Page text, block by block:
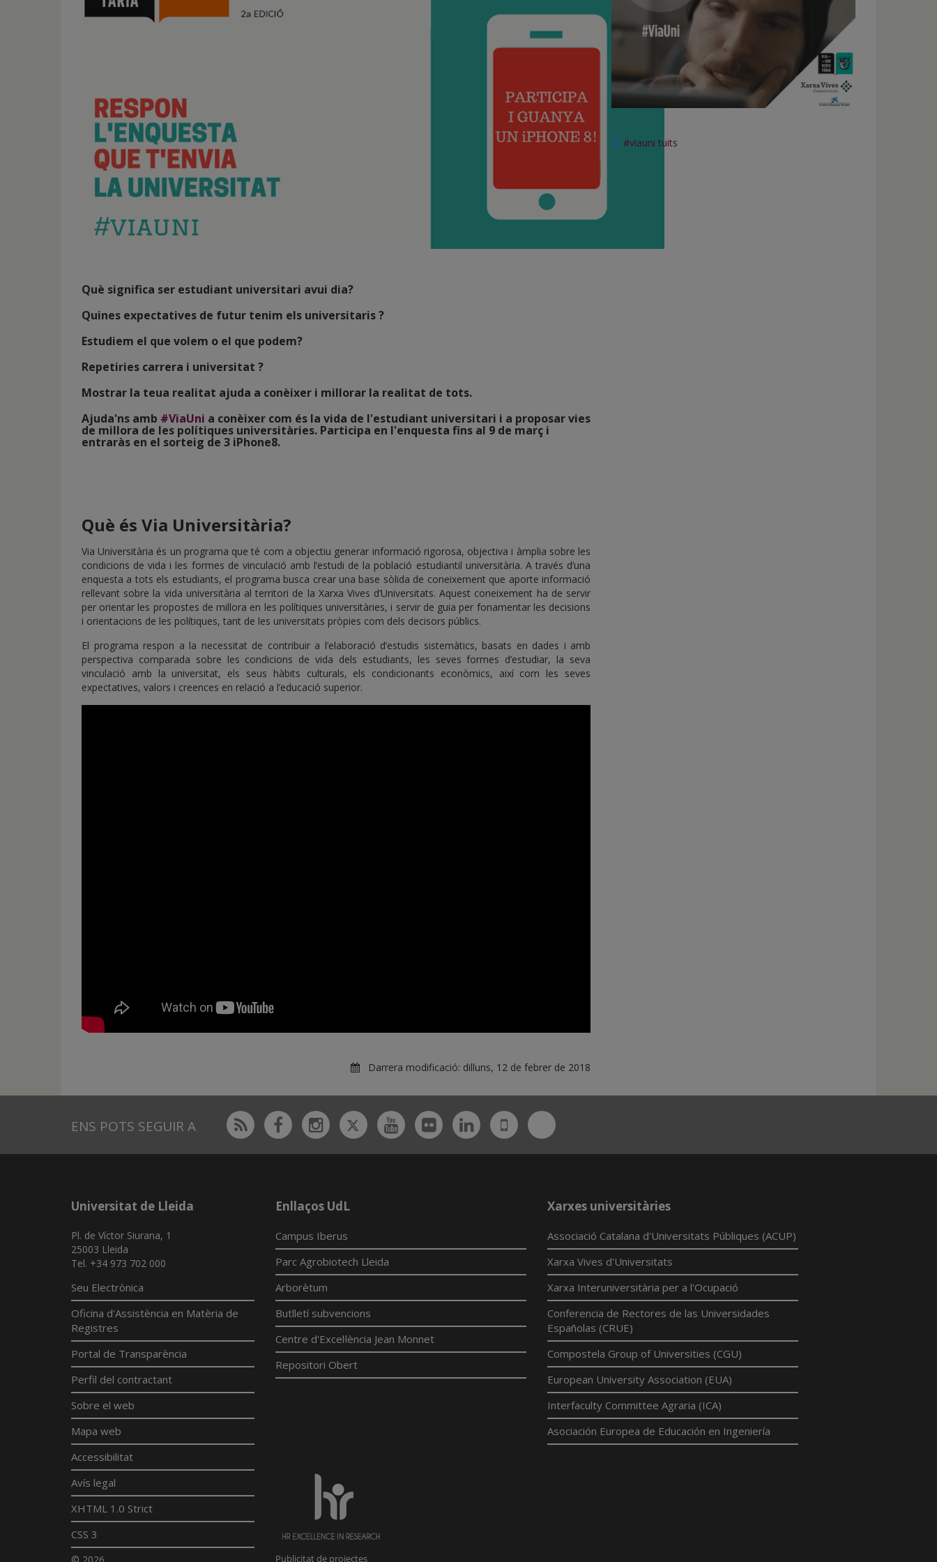
inicio
Què significa ser estudiant universitari avui dia?
Quines expectatives de futur tenim els universitaris ?
Estudiem el que volem o el que podem?
Repetiries carrera i universitat ?
Mostrar la teua realitat ajuda a conèixer i millorar la realitat de tots.
Ajuda'ns amb #ViaUni a conèixer com és la vida de l'estudiant universitari i a proposar vies
de millora de les polítiques universitàries. Participa en l'enquesta fins al 9 de març i
entraràs en el sorteig de 3 iPhone8.
Què és Via Universitària?
Via Universitària és un programa que té com a objectiu generar informació rigorosa, objectiva i àmplia sobre les
condicions de vida i les formes de vinculació amb l’estudi de la població estudiantil universitària. A través d’una
enquesta a tots els estudiants, el programa busca crear una base sòlida de coneixement que aporte informació
rellevant sobre la vida universitària al territori de la Xarxa Vives d’Universitats. Aquest coneixement ha de servir
per orientar les propostes de millora en les polítiques universitàries, i servir de guia per fonamentar les decisions
i orientacions de les polítiques, tant de les universitats pròpies com dels decisors públics.
El programa respon a la necessitat de contribuir a l’elaboració d’estudis sistemàtics, basats en dades i amb
perspectiva comparada sobre les condicions de vida dels estudiants, les seves formes d’estudiar, la seva
vinculació amb la universitat, els seus hàbits culturals, els condicionants econòmics, així com les seves
expectatives, valors i creences en relació a l’educació superior.
Darrera modificació: dilluns, 12 de febrer de 2018
#viauni tuits
ENS POTS SEGUIR A Rss FacebookInstagram
TwitterYoutubeFlickrLinkedin
UdL
App
Bluesky
Universitat de Lleida
Pl. de Víctor Siurana, 1
25003 Lleida
Tel. +34 973 702 000
Seu Electrònica
Oficina d'Assistència en Matèria de
Registres
Portal de Transparència
Perfil del contractant
Sobre el web
Mapa web
Accessibilitat
Avís legal
XHTML 1.0 Strict
CSS 3
Enllaços UdL
Campus Iberus
Parc Agrobiotech Lleida
Arborètum
Butlletí subvencions
Centre d'Excel·lència Jean Monnet
Repositori Obert
Xarxes universitàries
Associació Catalana d'Universitats Públiques (ACUP)
Xarxa Vives d'Universitats
Xarxa Interuniversitària per a l'Ocupació
Conferencia de Rectores de las Universidades
Españolas (CRUE)
Compostela Group of Universities (CGU)
European University Association (EUA)
Interfaculty Committee Agraria (ICA)
Asociación Europea de Educación en Ingeniería